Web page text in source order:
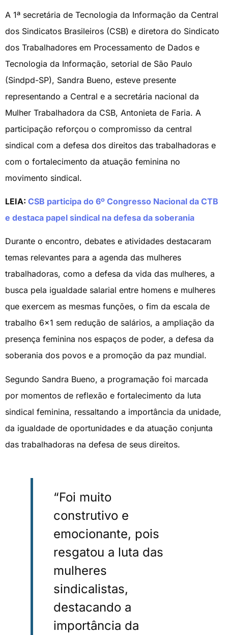
A 1ª secretária de Tecnologia da Informação da Central
dos Sindicatos Brasileiros (CSB) e diretora do Sindicato
dos Trabalhadores em Processamento de Dados e
Tecnologia da Informação, setorial de São Paulo
(Sindpd-SP), Sandra Bueno, esteve presente
representando a Central e a secretária nacional da
Mulher Trabalhadora da CSB, Antonieta de Faria. A
participação reforçou o compromisso da central
sindical com a defesa dos direitos das trabalhadoras e
com o fortalecimento da atuação feminina no
movimento sindical.
LEIA: CSB participa do 6º Congresso Nacional da CTB
e destaca papel sindical na defesa da soberania
Durante o encontro, debates e atividades destacaram
temas relevantes para a agenda das mulheres
trabalhadoras, como a defesa da vida das mulheres, a
busca pela igualdade salarial entre homens e mulheres
que exercem as mesmas funções, o fim da escala de
trabalho 6×1 sem redução de salários, a ampliação da
presença feminina nos espaços de poder, a defesa da
soberania dos povos e a promoção da paz mundial.
Segundo Sandra Bueno, a programação foi marcada
por momentos de reflexão e fortalecimento da luta
sindical feminina, ressaltando a importância da unidade,
da igualdade de oportunidades e da atuação conjunta
das trabalhadoras na defesa de seus direitos.
“Foi muito
construtivo e
emocionante, pois
resgatou a luta das
mulheres
sindicalistas,
destacando a
importância da